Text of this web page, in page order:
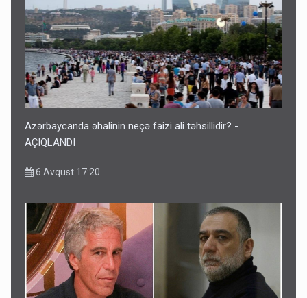
Azərbaycanda əhalinin neçə faizi ali təhsillidir? -
AÇIQLANDI
6 Avqust 17:20